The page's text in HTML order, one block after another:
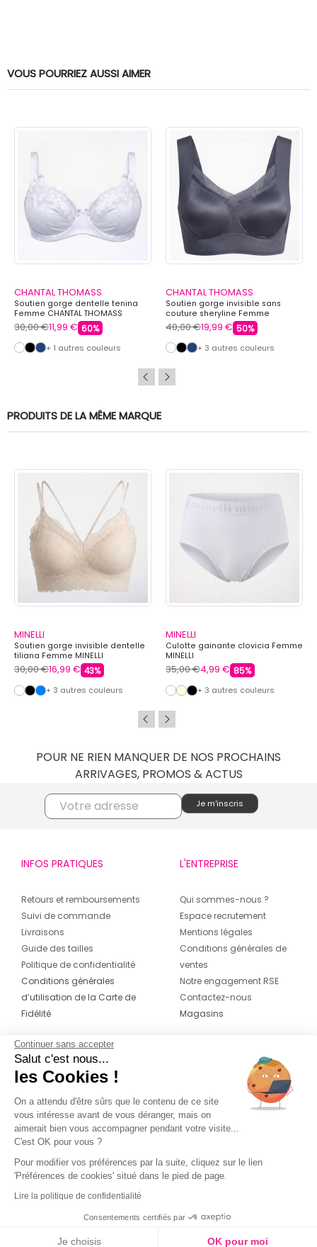
VOUS POURRIEZ AUSSI AIMER
CHANTAL THOMASS
Soutien gorge dentelle tenina
Femme CHANTAL THOMASS
30,00 €11,99 € 60%
+ 1 autres couleurs
CHANTAL THOMASS
Soutien gorge invisible sans
couture sheryline Femme
CHANTAL THOMASS
40,00 €19,99 € 50%
+ 3 autres couleurs
PRODUITS DE LA MÊME MARQUE
MINELLI
Soutien gorge invisible dentelle
tiliana Femme MINELLI
30,00 €16,99 € 43%
+ 3 autres couleurs
MINELLI
Culotte gainante clovicia Femme
MINELLI
35,00 €4,99 € 85%
+ 3 autres couleurs
POUR NE RIEN MANQUER DE NOS PROCHAINS
ARRIVAGES, PROMOS & ACTUS
INFOS PRATIQUES
Retours et remboursements
Suivi de commande
Livraisons
Guide des tailles
Politique de confidentialité
Conditions générales
d’utilisation de la Carte de
Fidélité
L'ENTREPRISE
Qui sommes-nous ?
Espace recrutement
Mentions légales
Conditions générales de
ventes
Notre engagement RSE
Contactez-nous
Magasins
CONTACT
04 42 20 78 42
Du lundi au jeudi de 8h30 à 16h30 & le
vendredi de 8h30 à 15h30
Continuer sans accepter
Salut c'est nous...
les Cookies !
On a attendu d'être sûrs que le contenu de ce site
vous intéresse avant de vous déranger, mais on
aimerait bien vous accompagner pendant votre visite...
C'est OK pour vous ?
Pour modifier vos préférences par la suite, cliquez sur le lien
'Préférences de cookies' situé dans le pied de page.
Lire la politique de confidentialité
Consentements certifiés par
Je choisis OK pour moi